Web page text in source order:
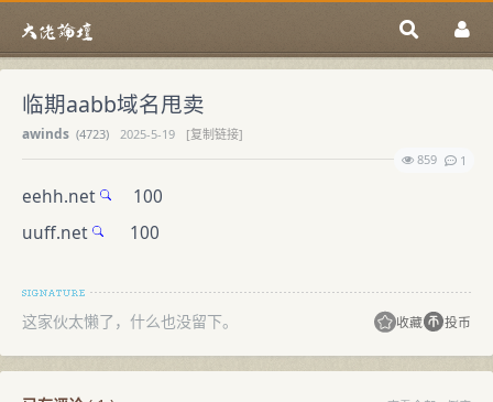
临期aabb域名甩卖
awinds (4723) 2025-5-19
[复制链接]
859
1
eehh.net
100
uuff.net
100
这家伙太懒了，什么也没留下。 收藏 投币